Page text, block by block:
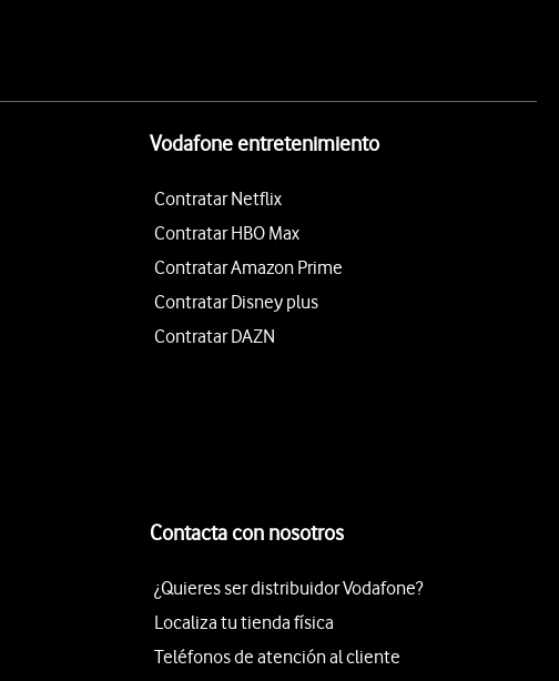
Vodafone entretenimiento
Contratar Netflix
Contratar HBO Max
Contratar Amazon Prime
Contratar Disney plus
Contratar DAZN
Contacta con nosotros
¿Quieres ser distribuidor Vodafone?
Localiza tu tienda física
Teléfonos de atención al cliente